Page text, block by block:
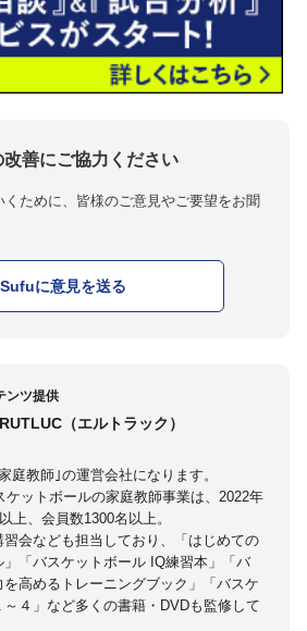
善にご協力ください
ために、皆様のご意見やご要望をお聞
Sufuに意見を送る
ンツ提供
（エルトラック）
庭教師｣の運営会社になります。
ケットボールの家庭教師事業は、2022年
上、会員数1300名以上。
会なども担当しており、「はじめての
」「バスケットボール IQ練習本」「バ
高めるトレーニングブック」「バスケ
４」など多くの書籍・DVDも監修して